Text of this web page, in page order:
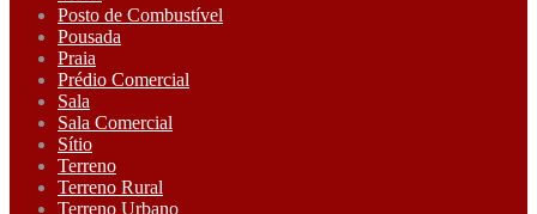
Posto de Combustível
Pousada
Praia
Prédio Comercial
Sala
Sala Comercial
Sítio
Terreno
Terreno Rural
Terreno Urbano